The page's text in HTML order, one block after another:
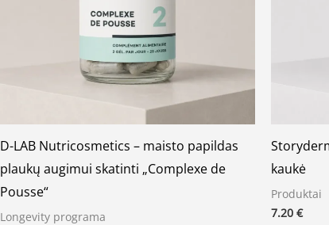
D-LAB Nutricosmetics – maisto papildas
plaukų augimui skatinti „Complexe de
Pousse“
Longevity programa
kaukė
Produktai
7.20 €